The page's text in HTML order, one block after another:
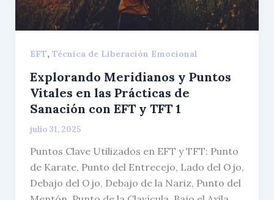
EFT, Técnica de Liberación Emocional
Explorando Meridianos y Puntos
Vitales en las Prácticas de
Sanación con EFT y TFT 1
julio 31, 2025
Puntos Clave Utilizados en EFT y TFT: Punto
de Karate, Punto del Entrecejo, Lado del Ojo,
Debajo del Ojo, Debajo de la Nariz, Punto del